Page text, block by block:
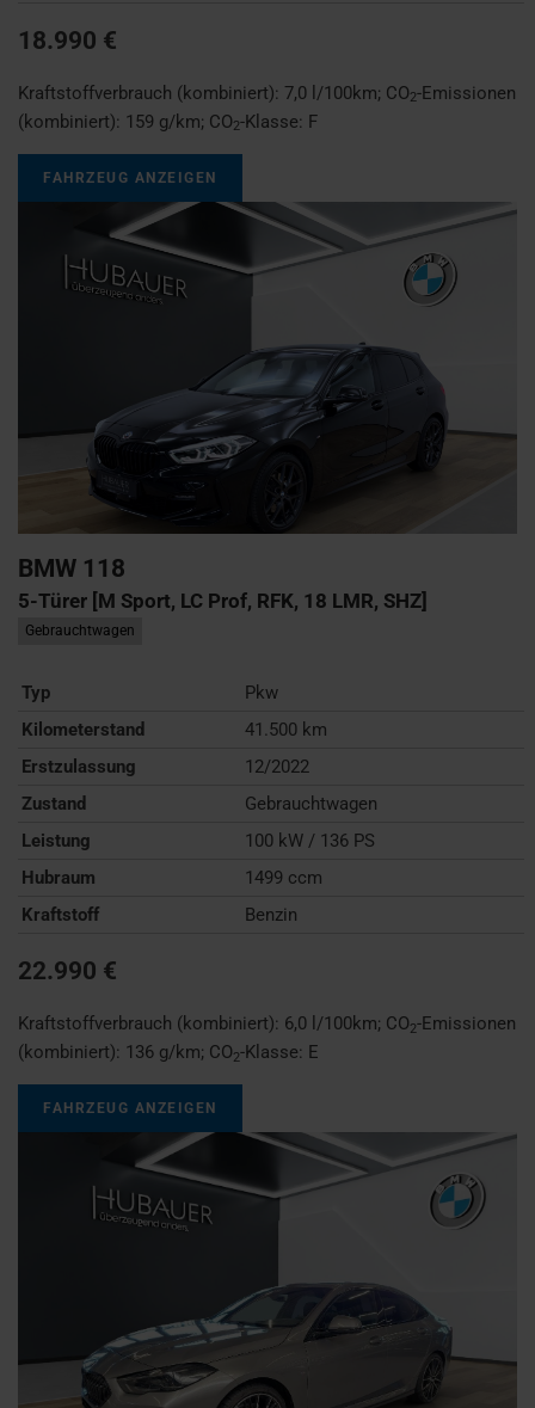
18.990 €
Kraftstoffverbrauch (kombiniert): 7,0 l/100km; CO2-Emissionen
(kombiniert): 159 g/km; CO2-Klasse: F
FAHRZEUG ANZEIGEN
BMW 118
5-Türer [M Sport, LC Prof, RFK, 18 LMR, SHZ]
Gebrauchtwagen
Typ
Pkw
Kilometerstand
41.500 km
Erstzulassung
12/2022
Zustand
Gebrauchtwagen
Leistung
100 kW / 136 PS
Hubraum
1499 ccm
Kraftstoff
Benzin
22.990 €
Kraftstoffverbrauch (kombiniert): 6,0 l/100km; CO2-Emissionen
(kombiniert): 136 g/km; CO2-Klasse: E
FAHRZEUG ANZEIGEN